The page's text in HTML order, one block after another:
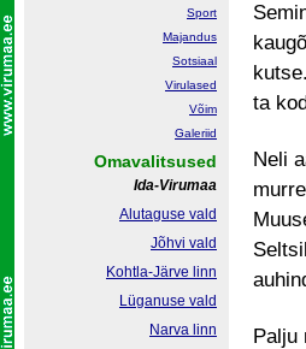
ta
Neli
Palju
Sport
Majandus
Sotsiaal
Virulased
Võim
Galeriid
Omavalitsused
Ida-Virumaa
Alutaguse vald
Jõhvi vald
Kohtla-Järve linn
Lüganuse vald
Narva linn